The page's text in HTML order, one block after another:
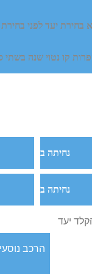
בחירת יעד לפני
קו נטוי שנה בשתי
נחיתה ב
נחיתה ב
לגלוש
אף אחד לא יחשוב
יכולים להתחרות בו